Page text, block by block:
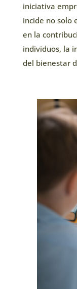
iniciativa
incide no solo
en la
individuos, la
del bienestar